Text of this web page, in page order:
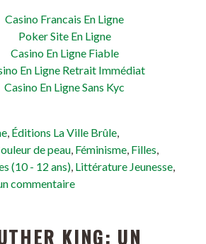
Casino Francais En Ligne
Poker Site En Ligne
Casino En Ligne Fiable
En Ligne Retrait Immédiat
Casino En Ligne Sans Kyc
, Éditions La Ville Brûle,
de peau, Féminisme, Filles,
(10 - 12 ans), Littérature Jeunesse,
commentaire
KING: UN